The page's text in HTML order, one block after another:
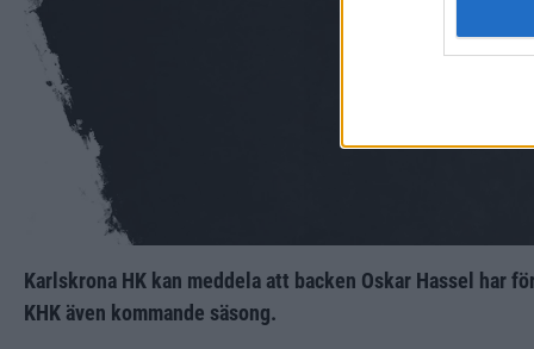
Karlskrona HK kan meddela att backen Oskar Hassel
KHK även kommande säsong.